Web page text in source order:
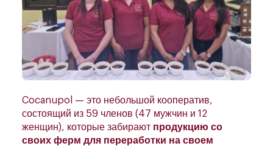
Cocanupol — это небольшой кооператив,
состоящий из 59 членов (47 мужчин и 12
женщин), которые забирают продукцию со
своих ферм для переработки на своем